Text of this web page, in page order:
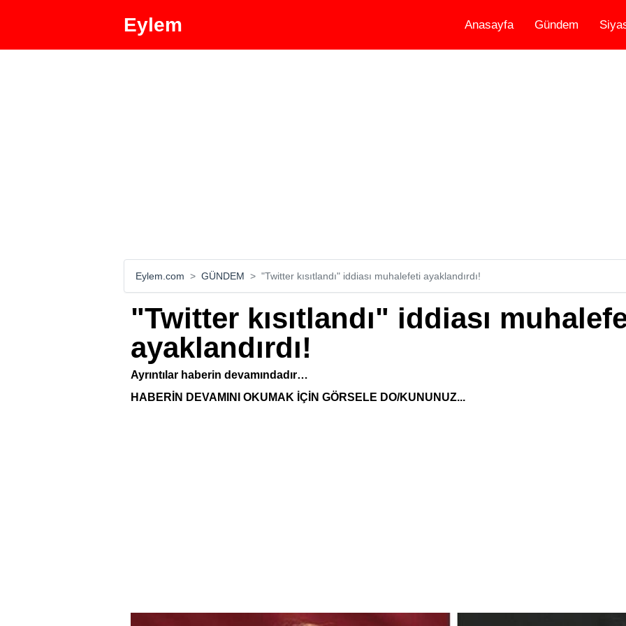
Eylem Anasayfa Gündem
Eylem.com GÜNDEM "Twitter kısıtlandı" iddiası muhalefeti ayaklandırdı!
"Twitter kısıtlandı" iddiası
ayaklandırdı!
Ayrıntılar haberin devamındadır…
HABERİN DEVAMINI OKUMAK İÇİN GÖRSELE DO/KUNUNUZ...